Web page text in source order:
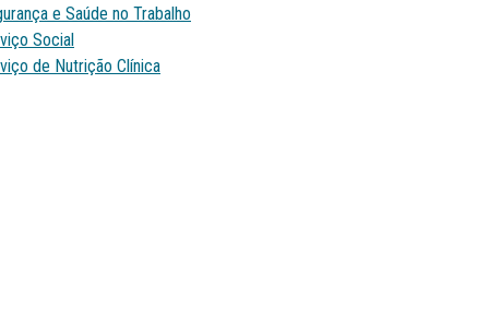
e Saúde no Trabalho
Social
de Nutrição Clínica